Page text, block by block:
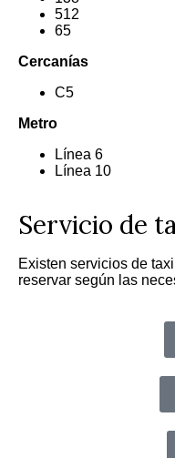
512
65
Cercanías
C5
Metro
Línea 6
Línea 10
Servicio de
Existen servicios de
reservar según las